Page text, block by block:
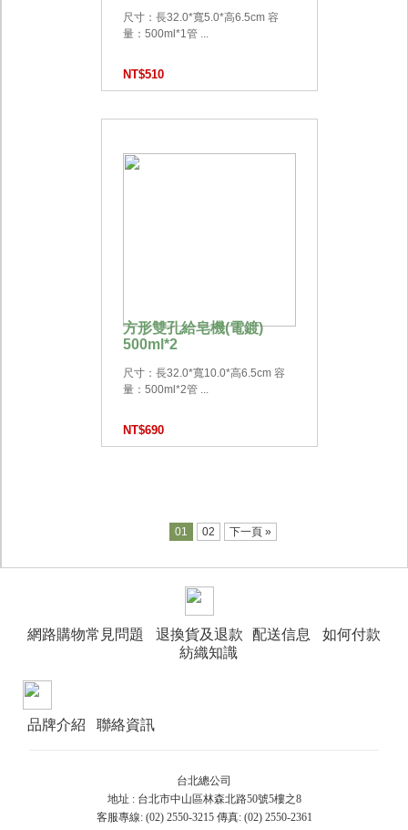
尺寸：長32.0*寬5.0*高6.5cm 容
量：500ml*1管 ...
NT$510
方形雙孔給皂機(電鍍)
500ml*2
尺寸：長32.0*寬10.0*高6.5cm 容
量：500ml*2管 ...
NT$690
01 02 下一頁 »
網路購物常見問題 退換貨及退款 配送信息
如何付款
紡織知識
品牌介紹 聯絡資訊
台北總公司
地址 : 台北市中山區林森北路50號5樓之8
客服專線: (02) 2550-3215 傳真: (02) 2550-2361